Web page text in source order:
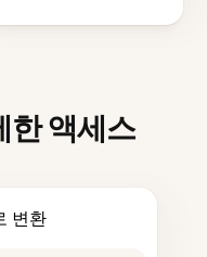
한 액세스
변환